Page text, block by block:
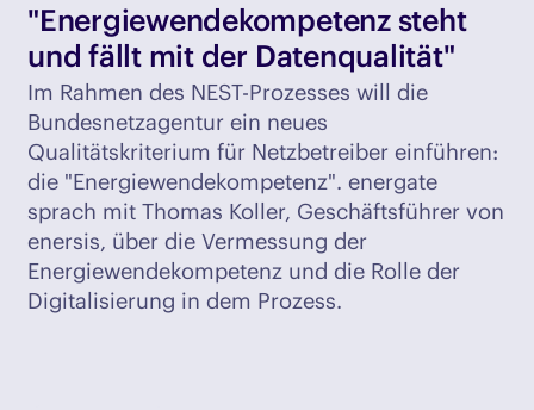
"Energiewendekompetenz steht
und fällt mit der Datenqualität"
Im Rahmen des NEST-Prozesses will die
Bundesnetzagentur ein neues
Qualitätskriterium für Netzbetreiber einführen:
die "Energiewendekompetenz". energate
sprach mit Thomas Koller, Geschäftsführer von
enersis, über die Vermessung der
Energiewendekompetenz und die Rolle der
Digitalisierung in dem Prozess.